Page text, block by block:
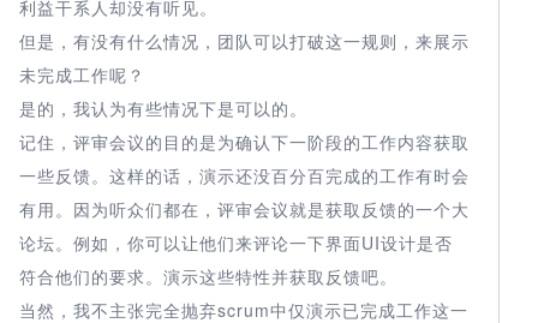
利益干系人却没有听见。
但是，有没有什么情况，团队可以打破这一规则，来展示
未完成工作呢？
是的，我认为有些情况下是可以的。
记住，评审会议的目的是为确认下一阶段的工作内容获取
一些反馈。这样的话，演示还没百分百完成的工作有时会
有用。因为听众们都在，评审会议就是获取反馈的一个大
论坛。例如，你可以让他们来评论一下界面UI设计是否
符合他们的要求。演示这些特性并获取反馈吧。
当然，我不主张完全抛弃scrum中仅演示已完成工作这一